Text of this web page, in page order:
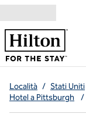
Vai al contenuto
Località / Stati Uniti
Hotel a Pittsburgh
/